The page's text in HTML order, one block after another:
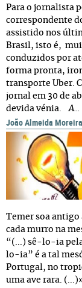
Para o jornalista
correspondente
assistido nos
Brasil, isto é,
conduzidos por
forma pronta,
transporte Uber.
jornal em 30 de
devida vénia.
A...
João Almeida Moreira
Temer soa antigo
cada murro na
“(...) sê-lo-ia
lo-ia” é a tal
Portugal, no
uma ave rara. (...)»